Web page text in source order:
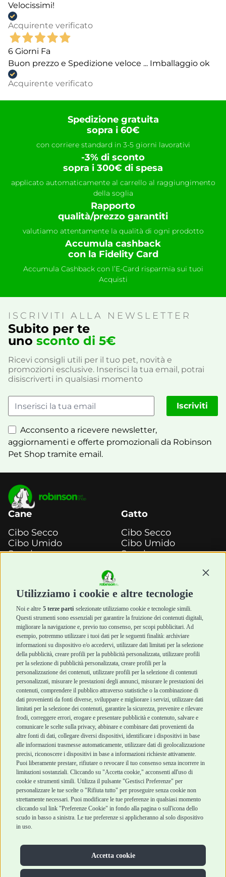
Utilizziamo i cookie e altre tecnologie
Noi e altre 5 terze parti selezionate utilizziamo cookie e tecnologie simili.
Questi strumenti sono essenziali per garantire la fruizione dei contenuti digitali,
migliorare la navigazione e, previo tuo consenso, per scopi pubblicitari. Ad
esempio, potremmo utilizzare i tuoi dati per le seguenti finalità: archiviare
informazioni su dispositivo e/o accedervi, utilizzare dati limitati per la selezione
della pubblicità, creare profili per la pubblicità personalizzata, utilizzare profili
per la selezione di pubblicità personalizzata, creare profili per la
personalizzazione dei contenuti, utilizzare profili per la selezione di contenuti
personalizzati, misurare le prestazioni degli annunci, misurare le prestazioni dei
contenuti, comprendere il pubblico attraverso statistiche o la combinazione di
dati provenienti da fonti diverse, sviluppare e migliorare i servizi, utilizzare dati
limitati per la selezione dei contenuti, garantire la sicurezza, prevenire e rilevare
frodi, correggere errori, erogare e presentare pubblicità e contenuto, salvare e
comunicare le scelte sulla privacy, abbinare e combinare dati provenienti da
altre fonti di dati, collegare diversi dispositivi, identificare i dispositivi in base
alle informazioni trasmesse automaticamente, utilizzare dati di geolocalizzazione
precisi, riconoscere i dispositivi in base a informazioni richieste attivamente.
Puoi liberamente prestare, rifiutare o revocare il tuo consenso senza incorrere in
limitazioni sostanziali. Cliccando su "Accetta cookie," acconsenti all'uso di
cookie e strumenti simili. Utilizza il pulsante "Gestisci Preferenze" per
personalizzare le tue scelte o "Rifiuta tutto" per proseguire senza cookie non
strettamente necessari. Puoi modificare le tue preferenze in qualsiasi momento
cliccando sul link "Preferenze Cookie" in fondo alla pagina o sull'icona dello
scudo in basso a sinistra. Le tue preferenze si applicheranno al solo dispositivo
in uso.
Accetta cookie
Velocissimi!
Acquirente verificato
6 Giorni Fa
Buon prezzo e Spedizione veloce ... Imballaggio ok
Acquirente verificato
Spedizione gratuita
sopra i 60€
con corriere standard in 3-5 giorni lavorativi
-3% di sconto
sopra i 300€ di spesa
applicato automaticamente al carrello al raggiungimento
della soglia
Rapporto
qualità/prezzo garantiti
valutiamo attentamente la qualità di ogni prodotto
Accumula cashback
con la Fidelity Card
Accumula Cashback con l’E-Card risparmia sui tuoi
Acquisti
ISCRIVITI ALLA NEWSLETTER
Subito per te
uno sconto di 5€
Ricevi consigli utili per il tuo pet, novità e
promozioni esclusive. Inserisci la tua email, potrai
disiscriverti in qualsiasi momento
Acconsento a ricevere newsletter,
aggiornamenti e offerte promozionali da Robinson
Pet Shop tramite email.
Iscriviti
Cane
Cibo Secco
Cibo Umido
Snack e
Igiene e Pulizia
Accessori
Cani Mini
Top Quality
Gatto
Cibo Secco
Cibo Umido
Snack e
Igiene e Pulizia
Accessori
Top Quality
Robinson Pet Shop
Chi siamo
Punti vendita
Marchi
Blog
Assistenza Robinson
Pet Shop
Offerte
Promozioni
Recensioni Feedaty
Acquisti sicuri
Termini e condizioni
di vendita
Cashback
Metodi di
pagamento
Recesso e Reso
Spedizioni
Robinson Pet Shop S.r.l.
Via V. Giovanni Schiaparelli, 21 – 47122 Forlì (FC)
P.iva 04095130409 | REA: FO 329541
info@robinsonpetshop.it | Tel. 0543 096850
Copyright © 2025 Robinsonpetshop.it s.r.l. – Tutti i diritti
Privacy Policy|Cookie Policy